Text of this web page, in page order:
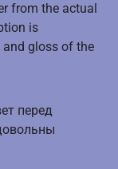
from the actual
is
gloss of the
перед